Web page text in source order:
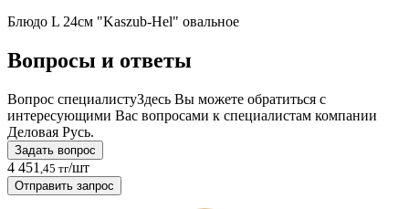
Блюдо L 24см "Kaszub-Hel" овальное
Вопросы и ответы
Вопрос специалистуЗдесь Вы можете обратиться с
интересующими Вас вопросами к специалистам компании
Деловая Русь.
Задать вопрос
4 451 ,45 тг/шт
Отправить запрос